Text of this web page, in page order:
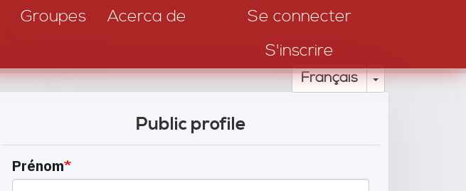
Groupes
Acerca de
Se connecter
S'inscrire
Français Toggle
Public profile
Prénom